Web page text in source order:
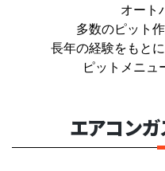
オート
多数のピット
長年の経験をもと
ピットメニュ
エアコン